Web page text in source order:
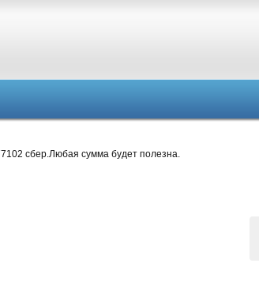
сбер.Любая сумма будет полезна.